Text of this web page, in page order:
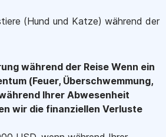
(Hund und Katze) während der
während der Reise Wenn ein
(Feuer, Überschwemmung,
Ihrer Abwesenheit
wir die finanziellen Verluste